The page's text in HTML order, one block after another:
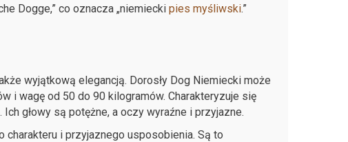
Dogge,” co oznacza „niemiecki pies myśliwski.”
wyjątkową elegancją. Dorosły Dog Niemiecki może
i wagę od 50 do 90 kilogramów. Charakteryzuje się
głowy są potężne, a oczy wyraźne i przyjazne.
i przyjaznego usposobienia. Są to